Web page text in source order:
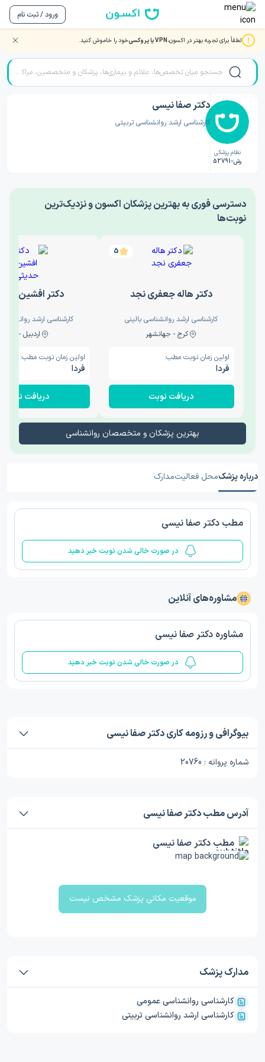
ورود / ثبت نام
لطفاً برای تجربه بهتر در اکسون،VPN یا پروکسی خود را خاموش کنید. صفحه اصلی/دکتر روانشناسی/دکتر صفا نیسی
نظام پزشکی
رش-52791
دکتر صفا نیسی
کارشناسی ارشد روانشناسی تربیتی
‎دسترسی فوری به بهترین پزشکان اکسون و نزدیک‌ترین
نوبت‌ها
5
دکتر هاله جعفری نجد
کارشناسی ارشد روانشناسی بالینی
کرج - جهانشهر
اولین زمان نوبت مطب:
فردا
دریافت نوبت
دکتر افشین
کارشناسی ارشد
اردبیل - والی
اولین زمان نوبت مطب:
فردا
دریافت نوبت
بهترین پزشکان و متخصصان روانشناسی
درباره پزشکمحل فعالیتمدارک
مطب دکتر صفا نیسی
در صورت خالی شدن نوبت خبر دهید
مشاوره‌های آنلاین
مشاوره دکتر صفا نیسی
در صورت خالی شدن نوبت خبر دهید
بیوگرافی و رزومه کاری دکتر صفا نیسی
شماره پروانه : 20760
آدرس مطب دکتر صفا نیسی
مطب دکتر صفا نیسی
موقعیت مکانی پزشک مشخص نیست
مدارک پزشک
کارشناسی روانشناسی عمومی
کارشناسی ارشد روانشناسی تربیتی